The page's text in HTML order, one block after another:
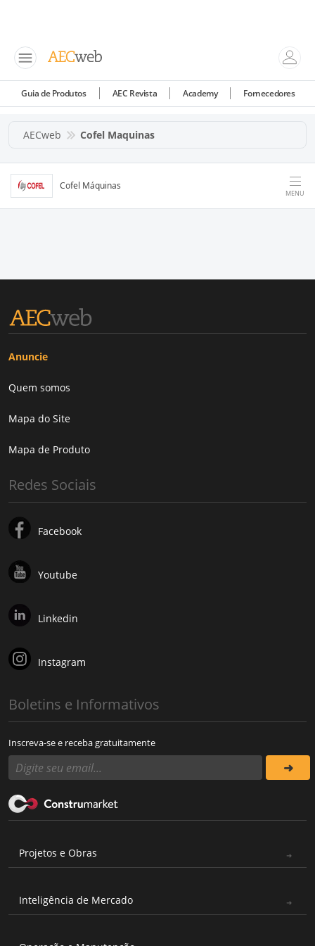
Guia de Produtos AEC Revista Academy Fornecedores
AECweb Cofel Maquinas
Cofel Máquinas
MENU
Anuncie
Quem somos
Mapa do Site
Mapa de Produto
Redes Sociais
Facebook
Youtube
Linkedin
Instagram
Boletins e Informativos
Inscreva-se e receba gratuitamente
Projetos e Obras
Inteligência de Mercado